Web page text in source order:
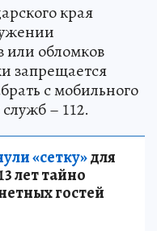
края
или обломков
запрещается
с мобильного
– 112.
«сетку»для
лет тайно
гостей